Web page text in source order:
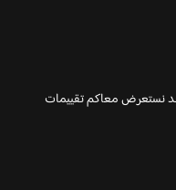
نستعرض معاكم تقييمات